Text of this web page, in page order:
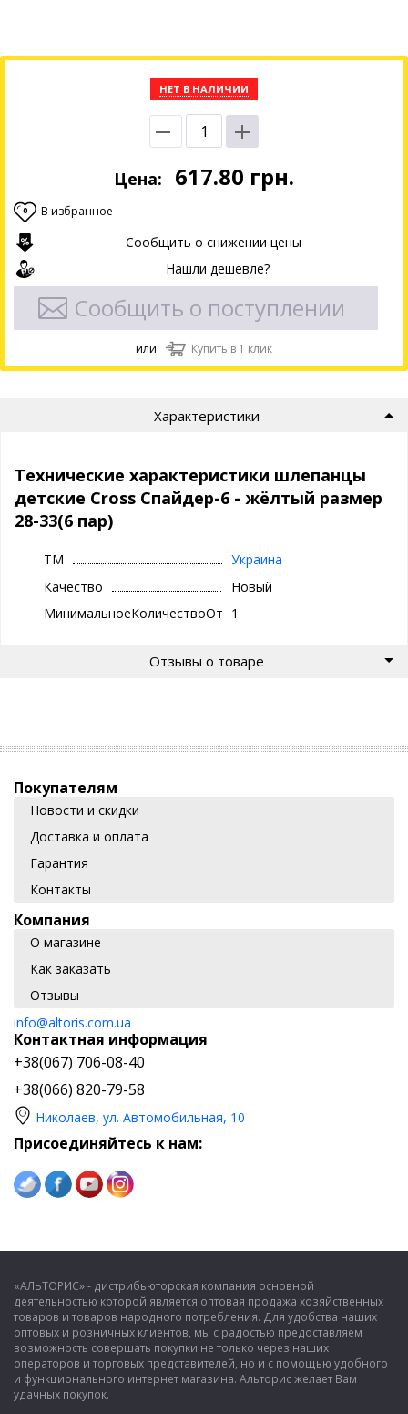
НЕТ В НАЛИЧИИ
Цена: 617.80 грн.
0 В избранное
Сообщить о снижении цены
Нашли дешевле?
Сообщить о поступлении
или Купить в 1 клик
Характеристики
Технические характеристики шлепанцы
детские Cross Спайдер-6 - жёлтый размер
28-33(6 пар)
ТМ
Украина
Качество
Новый
МинимальноеКоличествоОтгрузки
1
Отзывы о товаре
Покупателям
Новости и скидки
Доставка и оплата
Гарантия
Контакты
Компания
О магазине
Как заказать
Отзывы
info@altoris.com.ua
Контактная информация
+38(067) 706-08-40
+38(066) 820-79-58
Николаев, ул. Автомобильная, 10
Присоединяйтесь к нам:
«АЛЬТОРИС» - дистрибьюторская компания основной
деятельностью которой является оптовая продажа хозяйственных
товаров и товаров народного потребления. Для удобства наших
оптовых и розничных клиентов, мы с радостью предоставляем
возможность совершать покупки не только через наших
операторов и торговых представителей, но и с помощью удобного
и функционального интернет магазина. Альторис желает Вам
удачных покупок.